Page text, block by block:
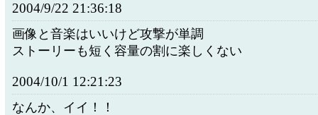
2004/9/22 21:36:18
画像と音楽はいいけど攻撃が単調
ストーリーも短く容量の割に楽しくない
2004/10/1 12:21:23
なんか、イイ！！